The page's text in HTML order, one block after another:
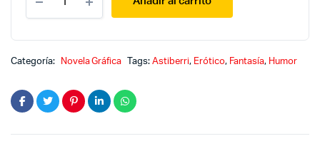
Zabel
y
mágica
Categoría: Novela Gráfica Tags:Astiberri, Erótico, Fantasía, Humor